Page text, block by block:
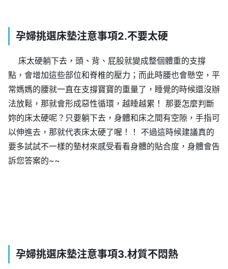
孕婦挑選床墊注意事項2.不要太硬
床太硬躺下去，頭、背、屁股就變成整個體重的支撐
點，會增加這些部位和脊椎的壓力；而此時腰也會懸空，平
常媽媽的腰就一直在支撐寶寶的重量了，睡覺的時候還沒辦
法放鬆，那就會形成惡性循環，越睡越累！ 那要怎麼判斷
妳的床太硬呢？只要躺下去，身體和床之間有空隙，手指可
以伸進去，那就代表床太硬了喔！！ 不過這時候建議真的
要多試試不一樣的墊材來感受看看身體的貼合度，身體會告
訴您答案的~~
孕婦挑選床墊注意事項3.材質不悶熱